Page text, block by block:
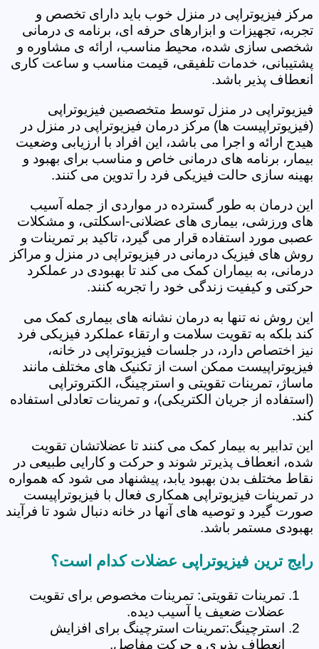
مرکز فیزیوتراپی در منزل خوب باید دارای تخصص و
تجربه، تجهیزات و ابزارهای حرفه ای، برنامه ی درمانی
شخصی سازی شده، محیط مناسب، ارائه ی مشاوره و
پشتیبانی، خدمات تلفیقی، قیمت مناسب و ساعت کاری
انعطاف پذیر باشد.
فیزیوتراپی در منزل توسط متخصصین فیزیوتراپی
(فیزیوتراپیست ها) مرکز درمان فیزیوتراپی در منزل در
هیدج ارائه و اجرا می باشد، این افراد با ارزیابی وضعیت
بیمار، برنامه های درمانی خاص و مناسب برای بهبود و
بهینه سازی حالت فیزیکی فرد را تدوین می کنند.
این درمان به طور گسترده در مواردی از جمله آسیب
های ورزشی، بیماری های عضلانی-اسکلتی، و مشکلات
عصبی مورد استفاده قرار می گیرد، تاکید بر تمرینات و
روش های فیزیک درمانی در فیزیوتراپی در منزل و مراکز
درمانی، به بیماران کمک می کند تا بهبودی در عملکرد
حرکتی و کیفیت زندگی خود را تجربه کنند.
این روش نه تنها به درمان نشانه های بیماری کمک می
کند بلکه به تقویت سلامت و ارتقاء عملکرد فیزیکی فرد
نیز اختصاص دارد، در جلسات فیزیوتراپی در خانه،
فیزیوتراپیست ممکن است از تکنیک های مختلف مانند
ماساژ، تمرینات تقویتی و استرچینگ، الکتروتراپی
(استفاده از جریان الکتریکی)، و تمرینات تعادلی استفاده
کند.
این تدابیر به بیمار کمک می کنند تا عضلاتشان تقویت
شده، انعطاف پذیرتر شوند و حرکت و کارایی طبیعی در
نقاط مختلف بدن بهبود یابد، پیشنهاد می شود که همواره
در تمرینات فیزیوتراپی همکاری فعال با فیزیوتراپیست
صورت گیرد و توصیه های آنها در خانه دنبال شود تا فرآیند
بهبودی مستمر باشد.
رایج ترین فیزیوتراپی عضلات کدام است؟
تمرینات تقویتی: تمرینات مخصوص برای تقویت
عضلات ضعیف یا آسیب دیده.
استرچینگ:تمرینات استرچینگ برای افزایش
انعطاف پذیری و حرکت مفاصل.